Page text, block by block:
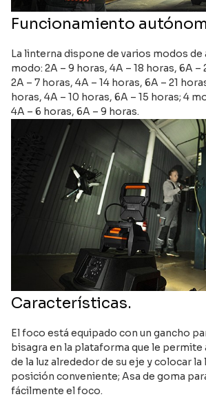
Funcionamiento
La linterna dispone de varios modos de
modo: 2A – 9 horas, 4A – 18 horas, 6A –
2A – 7 horas, 4A – 14 horas, 6A – 21
horas, 4A – 10 horas, 6A – 15 horas; 4
4A – 6 horas, 6A – 9 horas.
Características.
El foco está equipado con un gancho
bisagra en la plataforma que le permite
de la luz alrededor de su eje y colocar la
posición conveniente; Asa de goma
fácilmente el foco.